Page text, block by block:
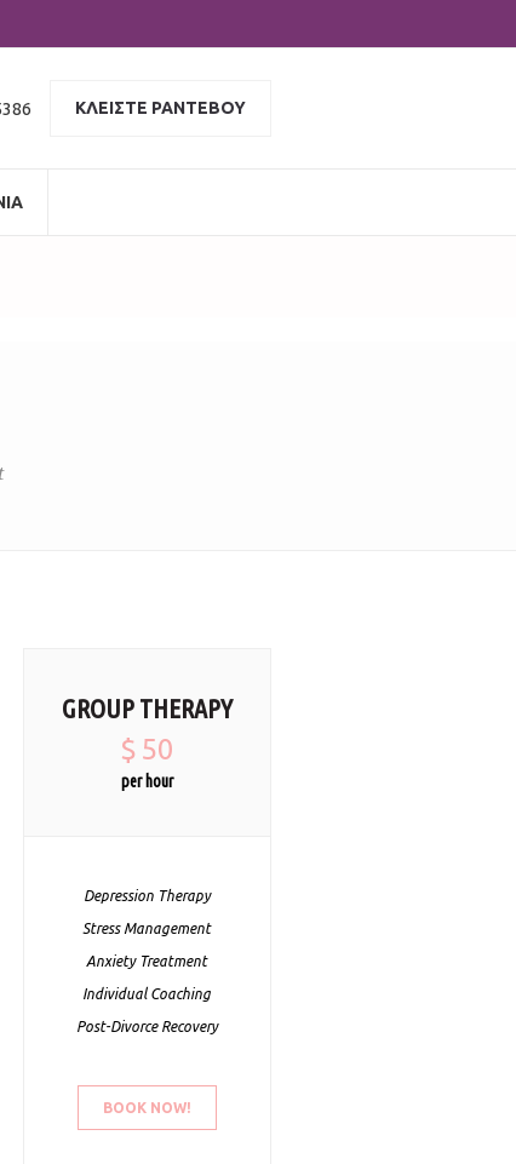
ΚΛΕΙΣΤΕ ΡΑΝΤΕΒΟΥ
GROUP THERAPY
$ 50
per hour
Depression Therapy
Stress Management
Anxiety Treatment
Individual Coaching
Post-Divorce Recovery
BOOK NOW!